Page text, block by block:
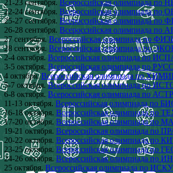
21-23 сентября. Всероссийская олимпиада
22-24 сентября. Всероссийская олимпиада
25-27 сентября. Всероссийская олимпиада
26-28 сентября. Всероссийская олимпиада
27 сентября. Всероссийская олимпиада по
28 сентября. Всероссийская олимпиада по
2-4 октября. Всероссийская олимпиада по
3-5 октября. Всероссийская олимпиада по
4 октября.Всероссийская олимпиада по
5-7 октября.Всероссийская олимпиада по
6-8 октября. Всероссийская олимпиада по
11-13 октября. Всероссийская олимпиада по
16-18 октября. Всероссийская олимпиада по
17-20 октября. Всероссийская олимпиада по
19-21 октября. Всероссийская олимпиада по
20-22 октября. Всероссийская олимпиада
23-25 октября. Всероссийская олимпиада по
24-26 октября. Всероссийская олимпиада
25 октября.Всероссийская олимпиада по